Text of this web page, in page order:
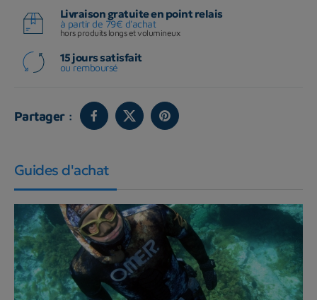
Livraison gratuite en point relais
à partir de 79€ d'achat
hors produits longs et volumineux
15 jours satisfait
ou remboursé
Partager :
Guides d'achat